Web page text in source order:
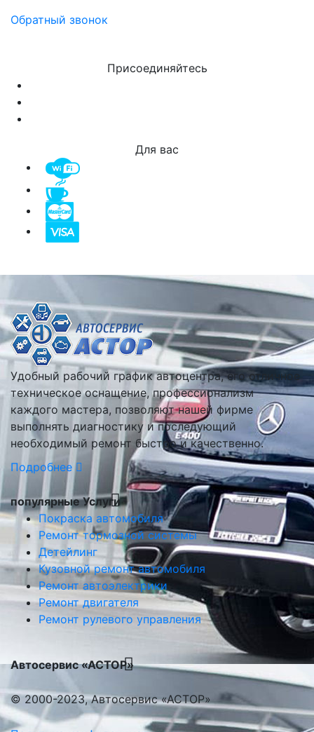
Обратный звонок
Присоединяйтесь
Для вас
Удобный рабочий график автоцентра, его отличное
техническое оснащение, профессионализм
каждого мастера, позволяют нашей фирме
выполнять диагностику и последующий
необходимый ремонт быстро и качественно.
Подробнее
популярные Услуги
Покраска автомобиля
Ремонт тормозной системы
Детейлинг
Кузовной ремонт автомобиля
Ремонт автоэлектрики
Ремонт двигателя
Ремонт рулевого управления
Автосервис «АСТОР»
© 2000-2023, Автосервис «АСТОР»